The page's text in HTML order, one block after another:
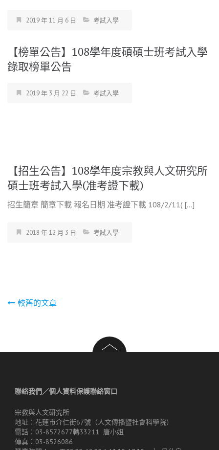
2019 年 11 月 6 日 考試入學
【榜單公告】108學年度碩碩士班考試入學
錄取榜單公告
2019 年 3 月 22 日 考試入學
【招生公告】108學年度宗教與人文研究所
碩士班考試入學(准考證下載)
招生簡章 簡章下載 報名日期 准考證下載 108/2/11( […]
2018 年 12 月 3 日 考試入學
文
覽
較舊的文章
聯絡我們／個人資料保護聯絡窗口
宗教與人文研究所
地址：花蓮市介仁街67號（人文傳播暨社會科學院）
電話：03-8572677轉33211 唐小姐
傳真：03-8526086